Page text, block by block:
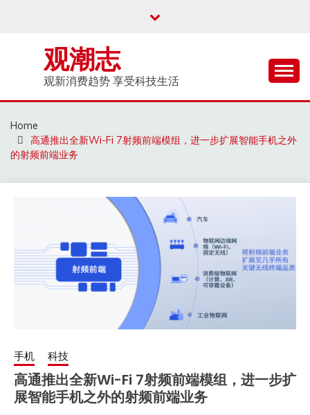
观潮志
观新消费趋势 享受科技生活
Home
高通推出全新Wi-Fi 7射频前端模组，进一步扩展智能手机之外
的射频前端业务
手机 科技
高通推出全新Wi-Fi 7射频前端模组，进一步扩
展智能手机之外的射频前端业务